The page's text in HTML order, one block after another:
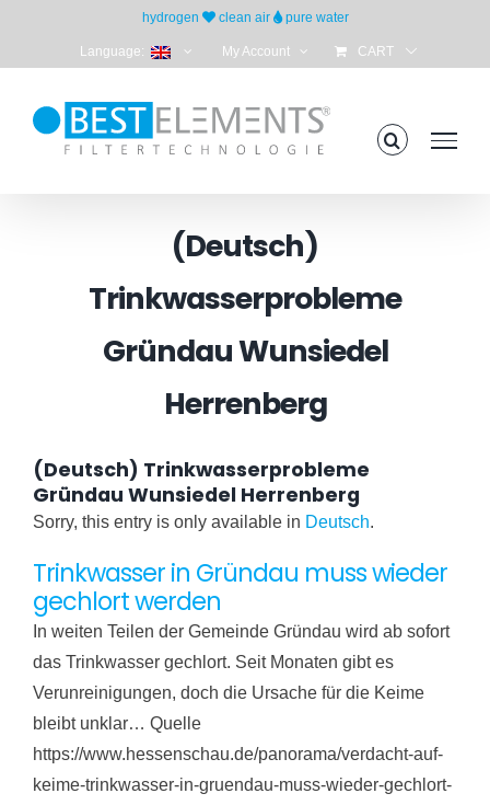
hydrogen clean air pure water
Language: My Account CART
(Deutsch)
Trinkwasserprobleme
Gründau Wunsiedel
Herrenberg
(Deutsch) Trinkwasserprobleme
Gründau Wunsiedel Herrenberg
Sorry, this entry is only available in Deutsch.
Trinkwasser in Gründau muss wieder
gechlort werden
In weiten Teilen der Gemeinde Gründau wird ab sofort
das Trinkwasser gechlort. Seit Monaten gibt es
Verunreinigungen, doch die Ursache für die Keime
bleibt unklar… Quelle
https://www.hessenschau.de/panorama/verdacht-auf-
keime-trinkwasser-in-gruendau-muss-wieder-gechlort-